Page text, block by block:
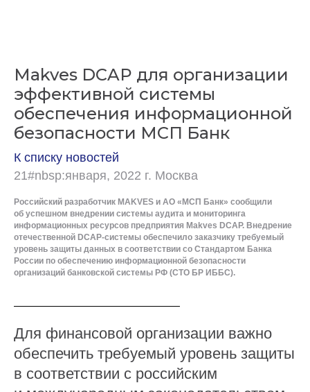
Makves DCAP для организации
эффективной системы
обеспечения информационной
безопасности МСП Банк
К списку новостей
21#nbsp:января, 2022 г. Москва
Российский разработчик MAKVES и АО «МСП Банк» сообщили
об успешном внедрении системы аудита и мониторинга
информационных ресурсов предприятия Makves DCAP. Внедрение
отечественной DCAP-системы обеспечило заказчику требуемый
уровень защиты данных в соответствии со Стандартом Банка
России по обеспечению информационной безопасности
организаций банковской системы РФ (СТО БР ИББС).
Для финансовой организации важно
обеспечить требуемый уровень защиты
в соответствии с российским